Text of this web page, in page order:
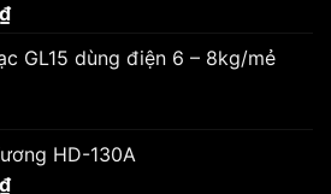
₫
GL15 dùng điện 6 – 8kg/mẻ
HD-130A
₫